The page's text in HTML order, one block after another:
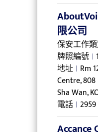
限公司
保安工作
牌照編號
地址 Rm
Centre,
Sha Wan,
電話